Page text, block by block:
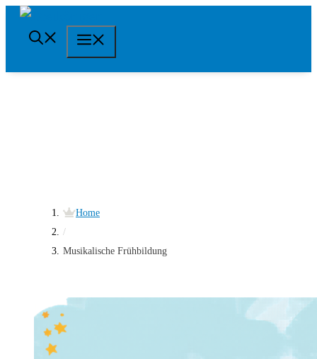
Springe
zum
Home
/
Musikalische Frühbildung